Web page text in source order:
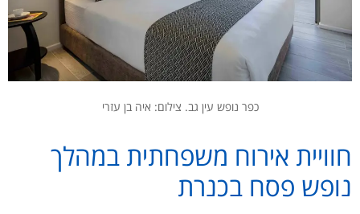
כפר נופש עין גב. צילום: איה בן עזרי
חוויית אירוח משפחתית במהלך
נופש פסח בכנרת